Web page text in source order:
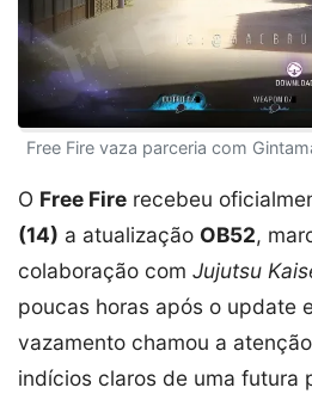
Free Fire vaza parceria com
O Free Fire recebeu
(14) a atualização OB52,
colaboração com Jujutsu
poucas horas após o update
vazamento chamou a
indícios claros de uma futura